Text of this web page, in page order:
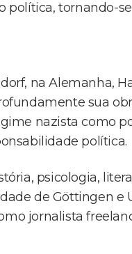
política, tornando-
na Alemanha,
sua
nazista como
política.
psicologia,
de Göttingen e
jornalista